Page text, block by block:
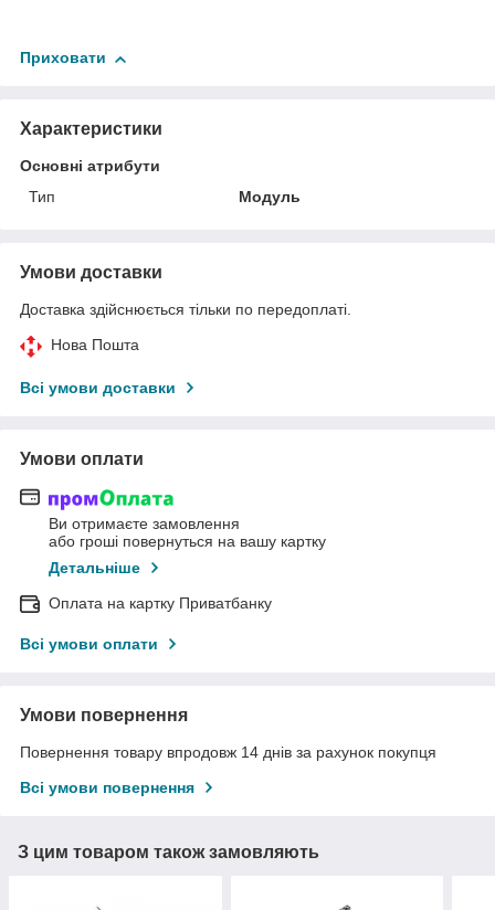
Приховати
Характеристики
Основні атрибути
Тип
Модуль
Умови доставки
Доставка здійснюється тільки по передоплаті.
Нова Пошта
Всі умови доставки
Умови оплати
Ви отримаєте замовлення
або гроші повернуться на вашу картку
Детальніше
Оплата на картку Приватбанку
Всі умови оплати
Умови повернення
Повернення товару впродовж 14 днів за рахунок покупця
Всі умови повернення
З цим товаром також замовляють